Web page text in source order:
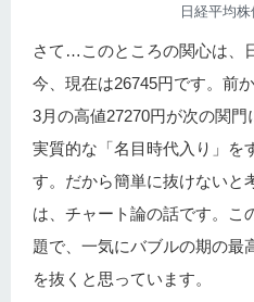
日経平均
さて…このところの関心は、
今、現在は26745円です。前
3月の高値27270円が次の関
実質的な「名目時代入り」を
す。だから簡単に抜けないと
は、チャート論の話です。
題で、一気にバブルの期の最
を抜くと思っています。